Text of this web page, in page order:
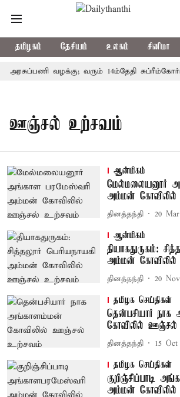
தமிழகம் தேசியம் உலகம் சினிமா
அரசுப்பணி வழக்கு; வரும் 14ம்தேதி
ஊஞ்சல் உற்சவம்
ஆன்மிகம்
மேல்மலையனூர்
அம்மன்
தினத்தந்தி 20
ஆன்மிகம்
தியாகதுருகம்:
அம்மன்
தினத்தந்தி 20
தமிழக செய்திகள்
தென்பசியார்
கோவிலில்
தினத்தந்தி 15 Oct
தமிழக செய்திகள்
குறிஞ்சிப்பாடி
அம்மன்